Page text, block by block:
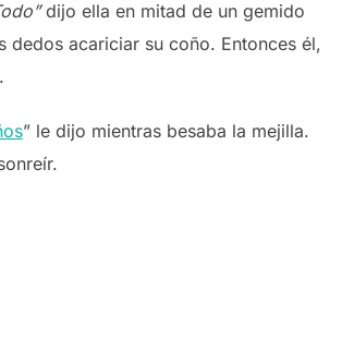
dijo ella en mitad de un gemido
dedos acariciar su coño. Entonces él,
” le dijo mientras besaba la mejilla.